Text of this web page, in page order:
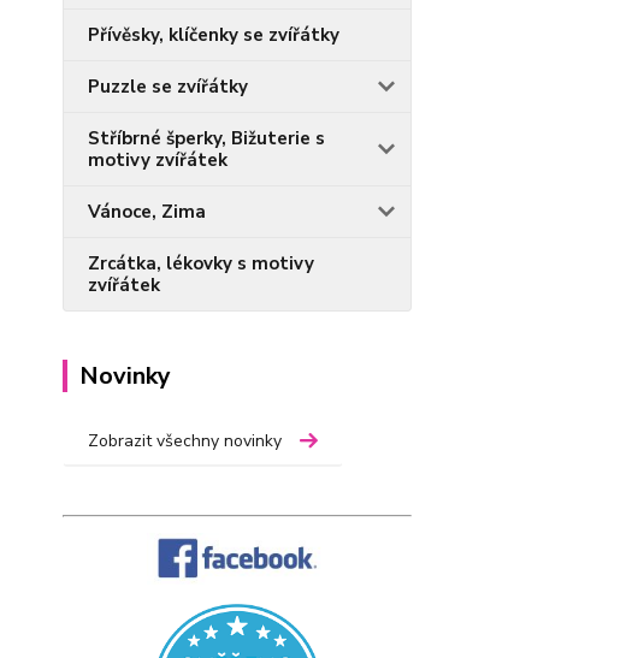
Přívěsky, klíčenky se zvířátky
Puzzle se zvířátky
Stříbrné šperky, Bižuterie s
motivy zvířátek
Vánoce, Zima
Zrcátka, lékovky s motivy
zvířátek
Novinky
Zobrazit všechny novinky